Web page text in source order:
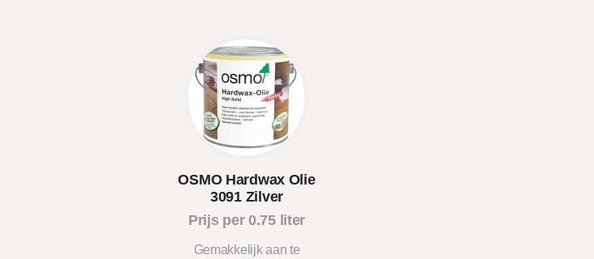
OSMO Hardwax Olie
3091 Zilver
Prijs per 0.75 liter
Gemakkelijk aan te